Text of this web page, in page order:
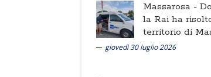
Massarosa -
la Rai ha
territorio di
giovedì 30 luglio 2026